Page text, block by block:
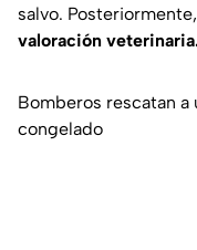
salvo. Posteriormente,
valoración
Bomberos rescatan a
congelado